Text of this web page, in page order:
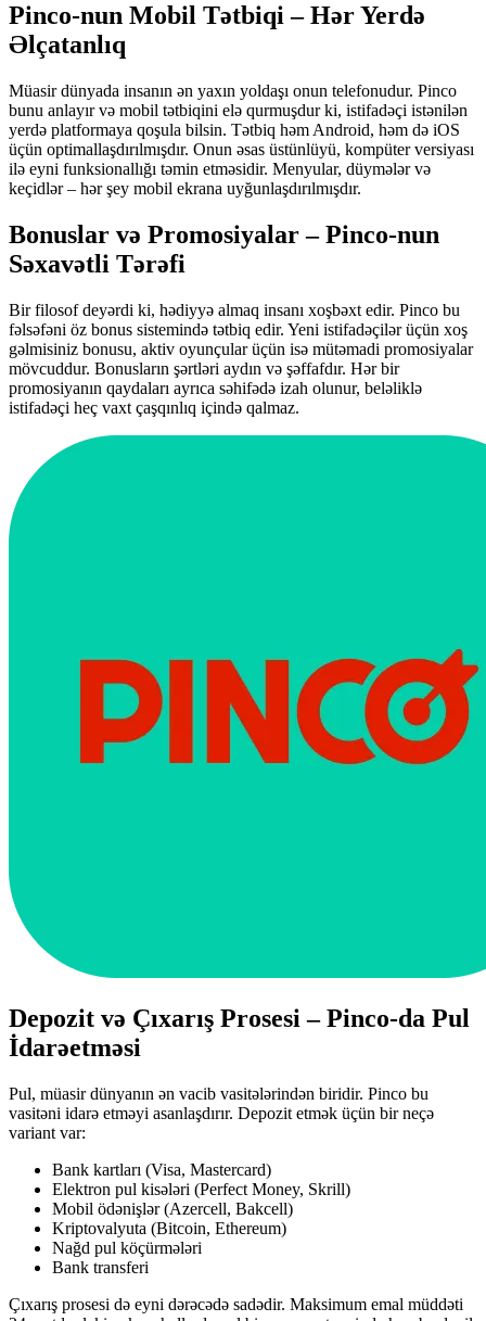
Pinco-nun Mobil Tətbiqi – Hər Yerdə
Əlçatanlıq
Müasir dünyada insanın ən yaxın yoldaşı onun telefonudur. Pinco
bunu anlayır və mobil tətbiqini elə qurmuşdur ki, istifadəçi istənilən
yerdə platformaya qoşula bilsin. Tətbiq həm Android, həm də iOS
üçün optimallaşdırılmışdır. Onun əsas üstünlüyü, kompüter versiyası
ilə eyni funksionallığı təmin etməsidir. Menyular, düymələr və
keçidlər – hər şey mobil ekrana uyğunlaşdırılmışdır.
Bonuslar və Promosiyalar – Pinco-nun
Səxavətli Tərəfi
Bir filosof deyərdi ki, hədiyyə almaq insanı xoşbəxt edir. Pinco bu
fəlsəfəni öz bonus sistemində tətbiq edir. Yeni istifadəçilər üçün xoş
gəlmisiniz bonusu, aktiv oyunçular üçün isə mütəmadi promosiyalar
mövcuddur. Bonusların şərtləri aydın və şəffafdır. Hər bir
promosiyanın qaydaları ayrıca səhifədə izah olunur, beləliklə
istifadəçi heç vaxt çaşqınlıq içində qalmaz.
Depozit və Çıxarış Prosesi – Pinco-da Pul
İdarəetməsi
Pul, müasir dünyanın ən vacib vasitələrindən biridir. Pinco bu
vasitəni idarə etməyi asanlaşdırır. Depozit etmək üçün bir neçə
variant var:
Bank kartları (Visa, Mastercard)
Elektron pul kisələri (Perfect Money, Skrill)
Mobil ödənişlər (Azercell, Bakcell)
Kriptovalyuta (Bitcoin, Ethereum)
Nağd pul köçürmələri
Bank transferi
Çıxarış prosesi də eyni dərəcədə sadədir. Maksimum emal müddəti